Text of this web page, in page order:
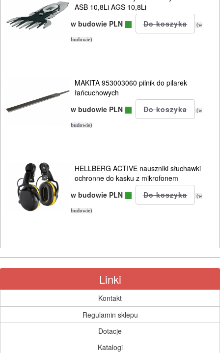
URZĄDZENIA
ROZRUCHOWE
PROSTOWNIKI
AGREGATY
PRĄDOWE
BHP
SPRZĘT
AGD
PILARKI-
KOSY
MYJKI
CIŚNIENIOWE
ASB 10,8Li AGS 10,8Li
w budowie PLN
(w
budowie)
MAKITA 953003060 pilnik do pilarek
łańcuchowych
w budowie PLN
(w
budowie)
HELLBERG ACTIVE nauszniki słuchawki
ochronne do kasku z mikrofonem
w budowie PLN
(w
budowie)
Linki
Kontakt
Regulamin sklepu
Dotacje
Katalogi